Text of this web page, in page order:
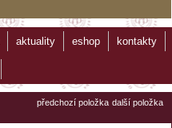
aktuality eshop kontakty
předchozí položka další položka